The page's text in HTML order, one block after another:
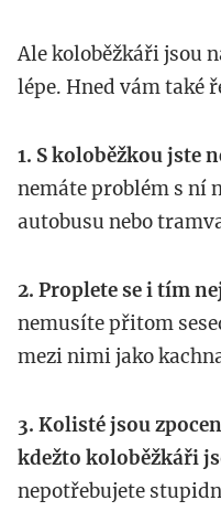
Ale koloběžkáři jsou
lépe. Hned vám také
1. S koloběžkou jste
nemáte problém s ní
autobusu nebo
2. Proplete se i tím
nemusíte přitom
mezi nimi jako
3. Kolisté jsou
kdežto koloběžkáři
nepotřebujete